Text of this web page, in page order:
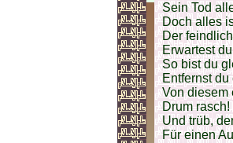
Sein Tod
Doch alles
Der
Erwartest
So bist du
Entfernst
Von diesem
Drum
Und trüb,
Für einen